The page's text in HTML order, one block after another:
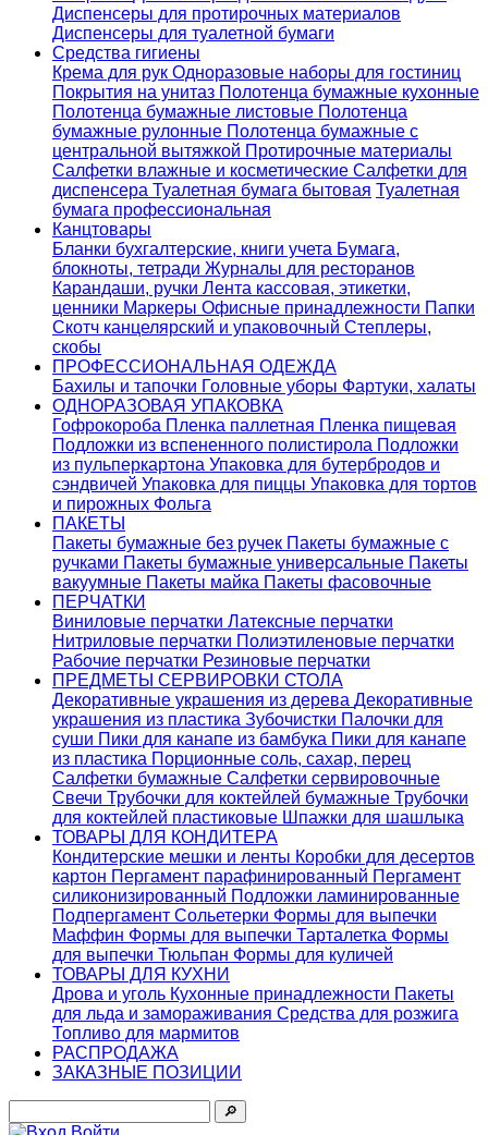
Диспенсеры для протирочных материалов
Диспенсеры для туалетной бумаги
Средства гигиены
Крема для рук Одноразовые наборы для гостиниц
Покрытия на унитаз Полотенца бумажные кухонные
Полотенца бумажные листовые Полотенца
бумажные рулонные Полотенца бумажные с
центральной вытяжкой Протирочные материалы
Салфетки влажные и косметические Салфетки для
диспенсера Туалетная бумага бытовая Туалетная
бумага профессиональная
Канцтовары
Бланки бухгалтерские, книги учета Бумага,
блокноты, тетради Журналы для ресторанов
Карандаши, ручки Лента кассовая, этикетки,
ценники Маркеры Офисные принадлежности Папки
Скотч канцелярский и упаковочный Степлеры,
скобы
ПРОФЕССИОНАЛЬНАЯ ОДЕЖДА
Бахилы и тапочки Головные уборы Фартуки, халаты
ОДНОРАЗОВАЯ УПАКОВКА
Гофрокороба Пленка паллетная Пленка пищевая
Подложки из вспененного полистирола Подложки
из пульперкартона Упаковка для бутербродов и
сэндвичей Упаковка для пиццы Упаковка для тортов
и пирожных Фольга
ПАКЕТЫ
Пакеты бумажные без ручек Пакеты бумажные с
ручками Пакеты бумажные универсальные Пакеты
вакуумные Пакеты майка Пакеты фасовочные
ПЕРЧАТКИ
Виниловые перчатки Латексные перчатки
Нитриловые перчатки Полиэтиленовые перчатки
Рабочие перчатки Резиновые перчатки
ПРЕДМЕТЫ СЕРВИРОВКИ СТОЛА
Декоративные украшения из дерева Декоративные
украшения из пластика Зубочистки Палочки для
суши Пики для канапе из бамбука Пики для канапе
из пластика Порционные соль, сахар, перец
Салфетки бумажные Салфетки сервировочные
Свечи Трубочки для коктейлей бумажные Трубочки
для коктейлей пластиковые Шпажки для шашлыка
ТОВАРЫ ДЛЯ КОНДИТЕРА
Кондитерские мешки и ленты Коробки для десертов
картон Пергамент парафинированный Пергамент
силиконизированный Подложки ламинированные
Подпергамент Сольетерки Формы для выпечки
Маффин Формы для выпечки Тарталетка Формы
для выпечки Тюльпан Формы для куличей
ТОВАРЫ ДЛЯ КУХНИ
Дрова и уголь Кухонные принадлежности Пакеты
для льда и замораживания Средства для розжига
Топливо для мармитов
РАСПРОДАЖА
ЗАКАЗНЫЕ ПОЗИЦИИ
🔎︎